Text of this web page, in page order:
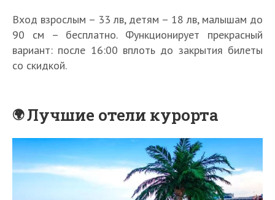
Вход взрослым – 33 лв, детям – 18 лв, малышам до
90 см – бесплатно. Функционирует прекрасный
вариант: после 16:00 вплоть до закрытия билеты
со скидкой.
Лучшие отели курорта